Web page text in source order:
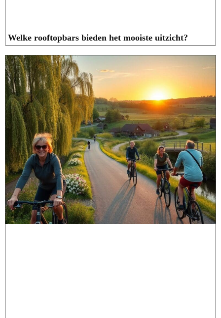
Welke rooftopbars bieden het mooiste uitzicht?